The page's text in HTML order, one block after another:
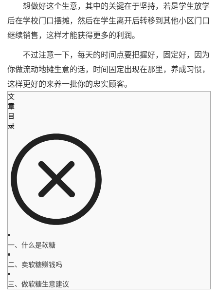
想做好这个生意，其中的关键在于坚持，若是学生放学
后在学校门口摆摊，然后在学生离开后转移到其他小区门口
继续销售，这样才能获得更多的利润。
不过注意一下，每天的时间点要把握好，固定好，因为
你做流动地摊生意的话，时间固定出现在那里，养成习惯，
这样更好的来养一批你的忠实顾客。
文
章
目
录
一、什么是软糖
二、卖软糖赚钱吗
三、做软糖生意建议